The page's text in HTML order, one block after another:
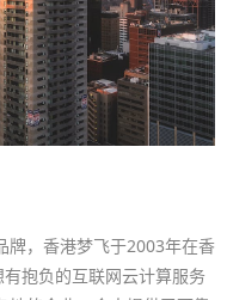
牌，香港梦飞于2003年在香
抱负的互联网云计算服务